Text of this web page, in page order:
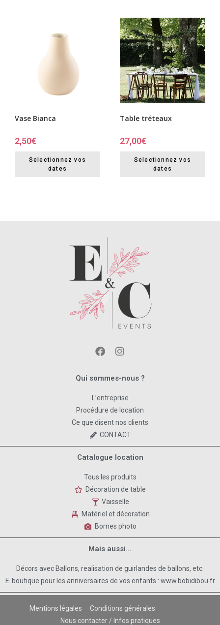
Vase Bianca
2,50€
Selectionnez vos
dates
Table tréteaux
27,00€
Selectionnez vos
dates
Qui sommes-nous ?
L’entreprise
Procédure de location
Ce que disent nos clients
CONTACT
Catalogue location
Tous les produits
Décoration de table
Vaisselle
Matériel et décoration
Bornes photo
Mais aussi...
Décors avec Ballons, realisation de guirlandes de ballons, etc.
E-boutique pour les anniversaires de vos enfants : www.bobidibou.fr
Mentions légales
Conditions générales
Nous contacter / Infos pratiques